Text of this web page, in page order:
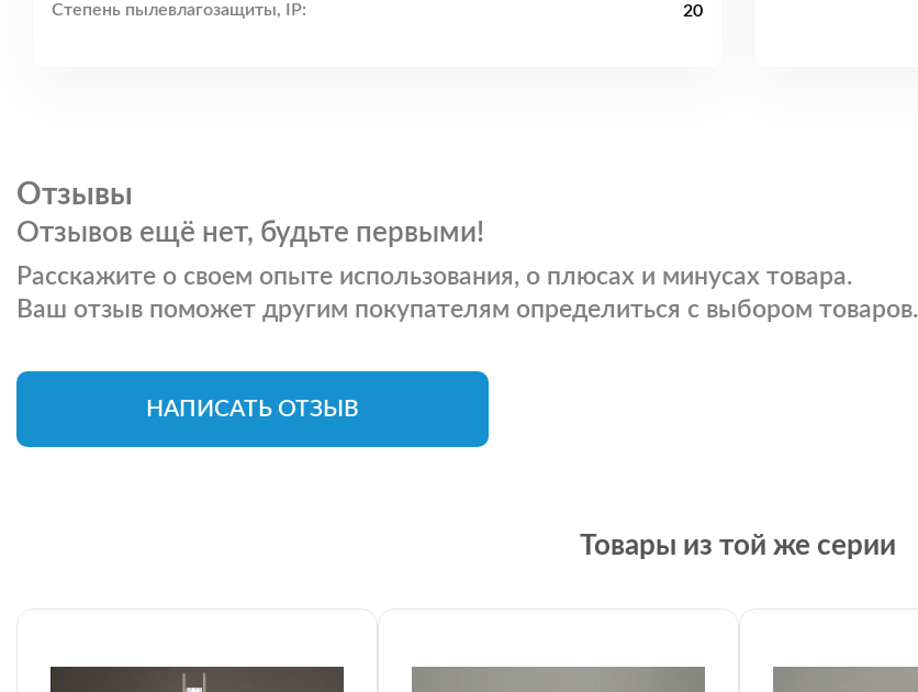
Степень пылевлагозащиты, IP:
20
Отзывы
Отзывов ещё нет, будьте первыми!
Расскажите о своем опыте использования, о плюсах и минусах товара.
Ваш отзыв поможет другим покупателям определиться с выбором товаров.
НАПИСАТЬ ОТЗЫВ
Товары из той же серии